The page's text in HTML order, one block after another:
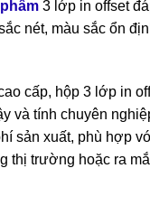
3 lớp in offset
nét, màu sắc ổn
cấp, hộp 3 lớp in
và tính chuyên
sản xuất, phù hợp
thị trường hoặc ra